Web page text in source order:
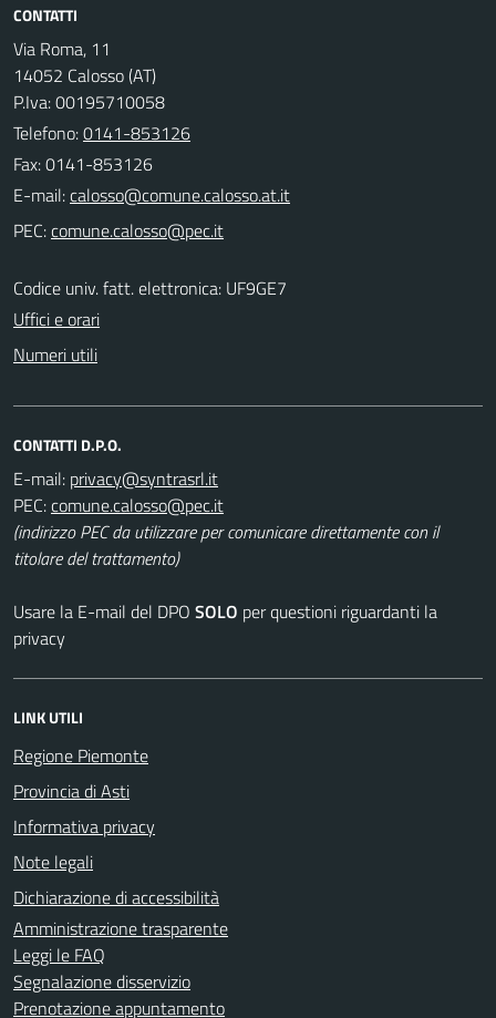
CONTATTI
Via Roma, 11
14052 Calosso (AT)
P.Iva: 00195710058
Telefono:0141-853126
Fax: 0141-853126
E-mail:
PEC:
Codice univ. fatt. elettronica: UF9GE7
Uffici e orari
Numeri utili
CONTATTI D.P.O.
E-mail:
PEC:
(indirizzo PEC da utilizzare per comunicare direttamente con il
titolare del trattamento)
Usare la E-mail del DPO SOLO per questioni riguardanti la
privacy
LINK UTILI
Regione Piemonte
Provincia di Asti
Informativa privacy
Note legali
Dichiarazione di accessibilità
Amministrazione trasparente
Leggi le FAQ
Segnalazione disservizio
Prenotazione appuntamento